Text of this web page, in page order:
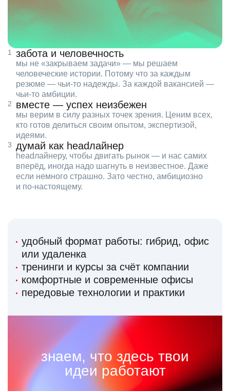
забота и человечность
мы не «закрываем задачи» — мы решаем
человеческие истории. Потому что за каждым
резюме — чьи‑то надежды. За каждой вакансией —
чьи‑то амбиции.
вместе — успех неизбежен
мы верим в силу разных точек зрения. Ценим всех,
кто готов делиться своим опытом, экспертизой,
идеями.
думай как headлайнер
headлайнеру, чтобы двигать рынок — и нас самих
вперёд, иногда надо шагнуть в неизвестное. Даже
если немного страшно. Зато честно, амбициозно
и по‑настоящему.
удобный формат работы: гибрид, офис
или удаленка
тренинги и курсы за счёт компании
комфортные и современные офисы
передовые технологии и практики
знаем, что здесь твои
идеи работают